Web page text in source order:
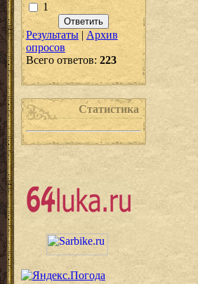
1
Результаты| Архив
опросов
Всего ответов: 223
Статистика